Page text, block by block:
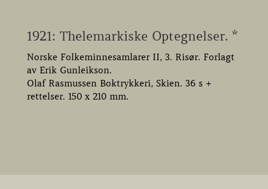
1921: Thelemarkiske Optegnelser. *
Norske Folkeminnesamlarer II, 3. Risør. Forlagt
av Erik Gunleikson.
Olaf Rasmussen Boktrykkeri, Skien. 36 s +
rettelser. 150 x 210 mm.